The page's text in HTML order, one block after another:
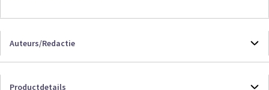
Auteurs/Redactie
Productdetails